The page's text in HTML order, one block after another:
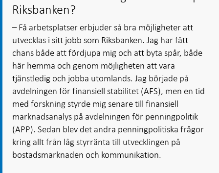
Riksbanken?
– Få arbetsplatser erbjuder så bra möjligheter att
utvecklas i sitt jobb som Riksbanken. Jag har fått
chans både att fördjupa mig och att byta spår, både
här hemma och genom möjligheten att vara
tjänstledig och jobba utomlands. Jag började på
avdelningen för finansiell stabilitet (AFS), men en tid
med forskning styrde mig senare till finansiell
marknadsanalys på avdelningen för penningpolitik
(APP). Sedan blev det andra penningpolitiska frågor
kring allt från låg styrränta till utvecklingen på
bostadsmarknaden och kommunikation.